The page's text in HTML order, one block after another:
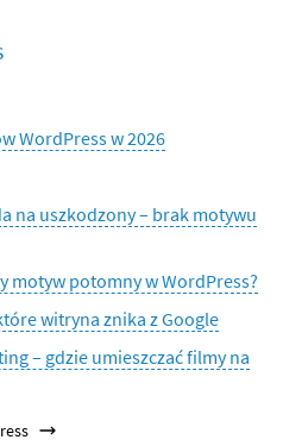
WordPress w 2026
na uszkodzony – brak motywu
motyw potomny w WordPress?
witryna znika z Google
– gdzie umieszczać filmy na